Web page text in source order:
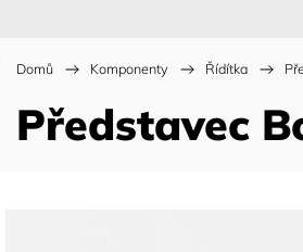
Domů / Komponenty / Řídítka /
Představec